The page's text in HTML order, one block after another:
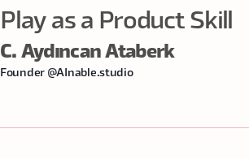
Play as a Product Skill
C. Aydıncan Ataberk
Founder @AInable.studio